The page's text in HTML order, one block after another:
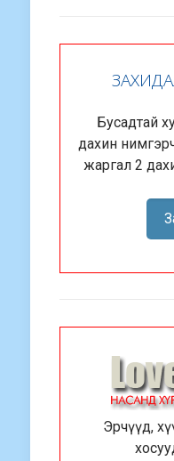
Бусадтай
дахин
жаргал 2
Эрчүүд,